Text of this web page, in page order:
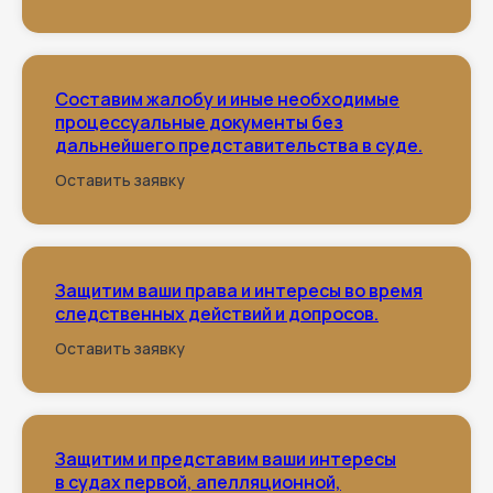
Составим жалобу и иные необходимые
процессуальные документы без
дальнейшего представительства в суде.
Оставить заявку
Защитим ваши права и интересы во время
следственных действий и допросов.
Оставить заявку
Защитим и представим ваши интересы
в судах первой, апелляционной,
ОТВЕТЬТЕ НА
НЕСКОЛЬКО ВОПРОСОВ
И ПОЛУЧИТЕРАССЧЕТ
СТОИМОСТИ УСЛУГ